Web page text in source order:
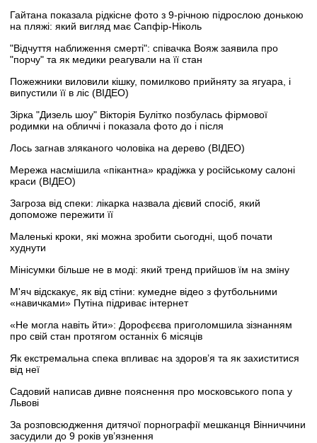
Гайтана показала рідкісне фото з 9-річною підрослою донькою
на пляжі: який вигляд має Сапфір-Ніколь
"Відчуття наближення смерті": співачка Вояж заявила про
"порчу" та як медики реагували на її стан
Пожежники виловили кішку, помилково прийняту за ягуара, і
випустили її в ліс (ВІДЕО)
Зірка "Дизель шоу" Вікторія Булітко позбулась фірмової
родимки на обличчі і показала фото до і після
Лось загнав зляканого чоловіка на дерево (ВІДЕО)
Мережа насмішила «пікантна» крадіжка у російському салоні
краси (ВІДЕО)
Загроза від спеки: лікарка назвала дієвий спосіб, який
допоможе пережити її
Маленькі кроки, які можна зробити сьогодні, щоб почати
худнути
Мінісумки більше не в моді: який тренд прийшов їм на зміну
М'яч відскакує, як від стіни: кумедне відео з футбольними
«навичками» Путіна підриває інтернет
«Не могла навіть йти»: Дорофєєва приголомшила зізнанням
про свій стан протягом останніх 6 місяців
Як екстремальна спека впливає на здоров’я та як захиститися
від неї
Садовий написав дивне пояснення про московського попа у
Львові
За розповсюдження дитячої порнографії мешканця Вінниччини
засудили до 9 років ув’язнення